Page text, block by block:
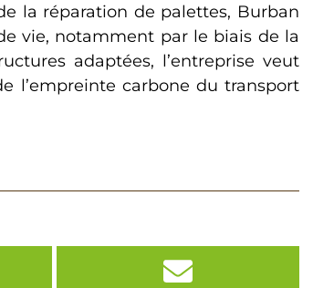
la réparation de palettes, Burban
vie, notamment par le biais de la
adaptées, l’entreprise veut
l’empreinte carbone du transport